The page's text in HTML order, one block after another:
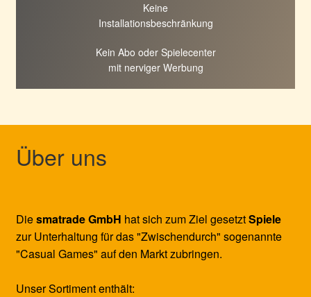
Keine
Installationsbeschränkung
Kein Abo oder Spielecenter
mit nerviger Werbung
Über uns
Diesmatrade GmbH hat sich zum Ziel gesetztSpiele
zur Unterhaltung für das "Zwischendurch" sogenannte
"Casual Games" auf den Markt zubringen.
Unser Sortiment enthält: